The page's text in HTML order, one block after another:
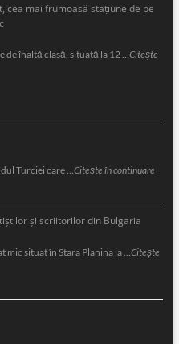
cea mai frumoasă staţiune de pe
de înaltă clasă, situată la 12 … Citește
Turciei care … Citește în continuare
şi scriitorilor din Bulgaria
mic situat în Stara Planina la … Citește